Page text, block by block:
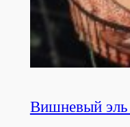
Вишневый